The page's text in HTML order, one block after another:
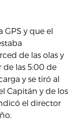
GPS y que el
de las olas y
de las 5:00 de
y se tiró al
Capitán y de los
el director